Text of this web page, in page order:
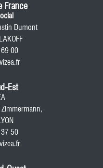
France
Dumont
00
Est
50